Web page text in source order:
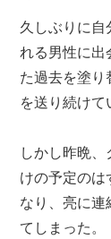
久しぶりに自
れる男性に出
た過去を塗
を送り続けて
しかし昨晩
けの予定の
なり、亮に
てしまった。